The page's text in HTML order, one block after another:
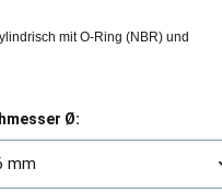
mit O-Ring (NBR) und
Ø:
mm